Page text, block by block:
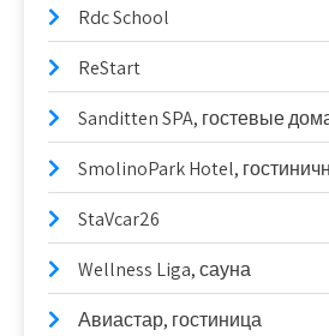
Rdc School
ReStart
Sanditten SPA, гостевые
SmolinoPark Hotel,
StaVcar26
Wellness Liga, сауна
Авиастар, гостиница